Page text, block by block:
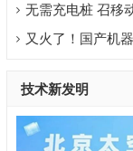
无需充电桩 召移
又火了！国产机
技术新发明